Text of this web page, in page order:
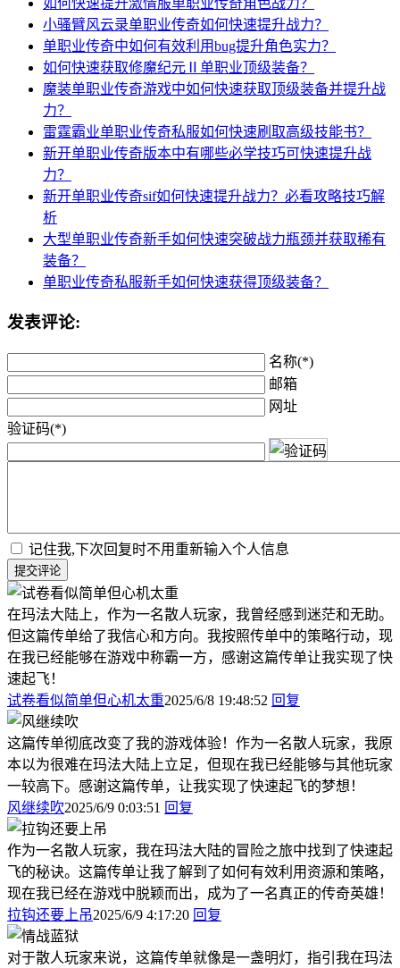
如何快速提升激情服单职业传奇角色战力？
小骚臂风云录单职业传奇如何快速提升战力？
单职业传奇中如何有效利用bug提升角色实力？
如何快速获取修魔纪元Ⅱ单职业顶级装备？
魔装单职业传奇游戏中如何快速获取顶级装备并提升战
力？
雷霆霸业单职业传奇私服如何快速刷取高级技能书？
新开单职业传奇版本中有哪些必学技巧可快速提升战
力？
新开单职业传奇sif如何快速提升战力？必看攻略技巧解
析
大型单职业传奇新手如何快速突破战力瓶颈并获取稀有
装备？
单职业传奇私服新手如何快速获得顶级装备？
发表评论:
名称(*)
邮箱
网址
验证码(*)
记住我,下次回复时不用重新输入个人信息
提交评论
在玛法大陆上，作为一名散人玩家，我曾经感到迷茫和无助。
但这篇传单给了我信心和方向。我按照传单中的策略行动，现
在我已经能够在游戏中称霸一方，感谢这篇传单让我实现了快
速起飞！
试卷看似简单但心机太重2025/6/8 19:48:52 回复
这篇传单彻底改变了我的游戏体验！作为一名散人玩家，我原
本以为很难在玛法大陆上立足，但现在我已经能够与其他玩家
一较高下。感谢这篇传单，让我实现了快速起飞的梦想！
风继续吹2025/6/9 0:03:51 回复
作为一名散人玩家，我在玛法大陆的冒险之旅中找到了快速起
飞的秘诀。这篇传单让我了解到了如何有效利用资源和策略，
现在我已经在游戏中脱颖而出，成为了一名真正的传奇英雄！
拉钩还要上吊2025/6/9 4:17:20 回复
对于散人玩家来说，这篇传单就像是一盏明灯，指引我在玛法